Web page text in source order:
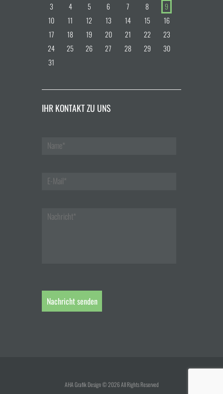
3
4 5 6 7 8
9
10
11 12 13 14 15
16
17
18 19 20 21 22
23
24
25 26 27 28 29
30
31
IHR KONTAKT ZU UNS
AHA Grafik Design © 2026 All Rights Reserved